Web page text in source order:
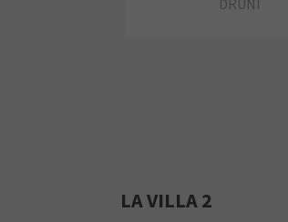
LA VILLA 2